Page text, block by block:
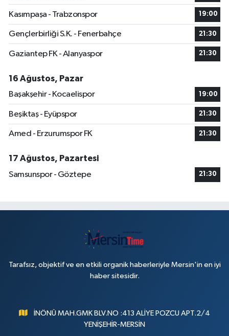
Kasımpaşa - Trabzonspor 19:00
Gençlerbirliği S.K. - Fenerbahçe 21:30
Gaziantep FK - Alanyaspor 21:30
16 Ağustos, Pazar
Başakşehir - Kocaelispor
19:00
Beşiktaş - Eyüpspor 21:30
Amed - Erzurumspor FK 21:30
17 Ağustos, Pazartesi
Samsunspor - Göztepe
21:30
Tarafsız, objektif ve en etkili organik haberleriyle Mersin'in en iyi
haber sitesidir.
İNÖNÜ MAH.GMK BLV.NO :413 ALİYE POZCU APT.2/4
YENİŞEHİR-MERSİN